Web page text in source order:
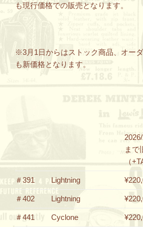
も現行価格での販売となります。
※3月1日からはストック商品、オー
も新価格となります。
まで
（
＃391 Lightning
＃402 Lightning
＃441 Cyclone